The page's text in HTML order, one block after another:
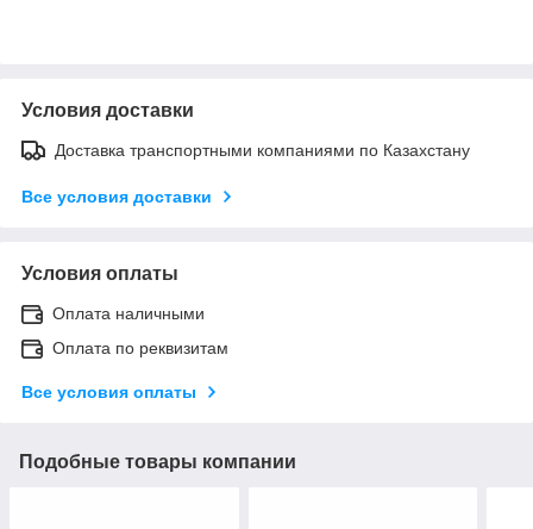
Условия доставки
Доставка транспортными компаниями по Казахстану
Все условия доставки
Условия оплаты
Оплата наличными
Оплата по реквизитам
Все условия оплаты
Подобные товары компании